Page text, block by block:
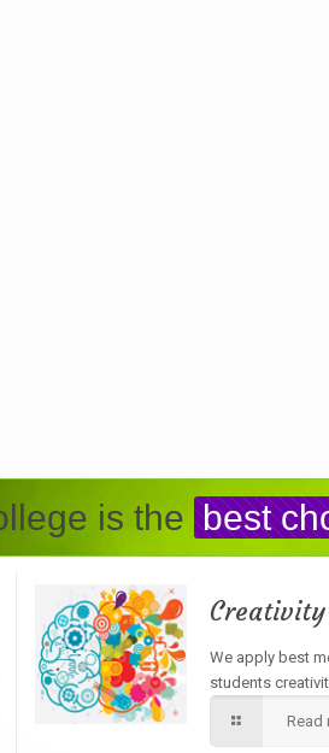
is the best
Creativity
We apply best
students
Read